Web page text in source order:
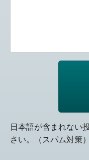
日本語が含まれない
さい。（スパム対策）